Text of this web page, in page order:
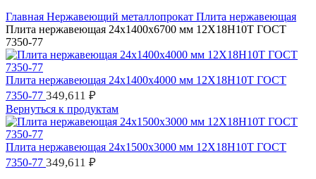
Главная Нержавеющий металлопрокат Плита нержавеющая
Плита нержавеющая 24х1400х6700 мм 12Х18Н10Т ГОСТ
7350-77
Плита нержавеющая 24х1400х4000 мм 12Х18Н10Т ГОСТ
7350-77 349,611 ₽
Вернуться к продуктам
Плита нержавеющая 24х1500х3000 мм 12Х18Н10Т ГОСТ
7350-77 349,611 ₽